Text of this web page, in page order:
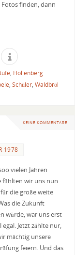
finden, dann
, Hollenberg
, Schüler, Waldbröl
KEINE KOMMENTARE
1978
vielen Jahren
fühlten wir uns nun
die große weite
die Zukunft
würde, war uns erst
egal. Jetzt zählte nur,
mächtig unsere
feiern. Und das